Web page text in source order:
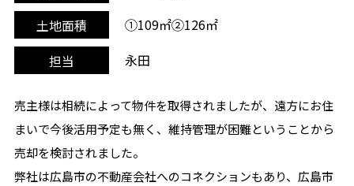
土地面積
①109㎡②126㎡
担当
永田
売主様は相続によって物件を取得されましたが、遠方にお住
まいで今後活用予定も無く、維持管理が困難ということから
売却を検討されました。
弊社は広島市の不動産会社へのコネクションもあり、広島市